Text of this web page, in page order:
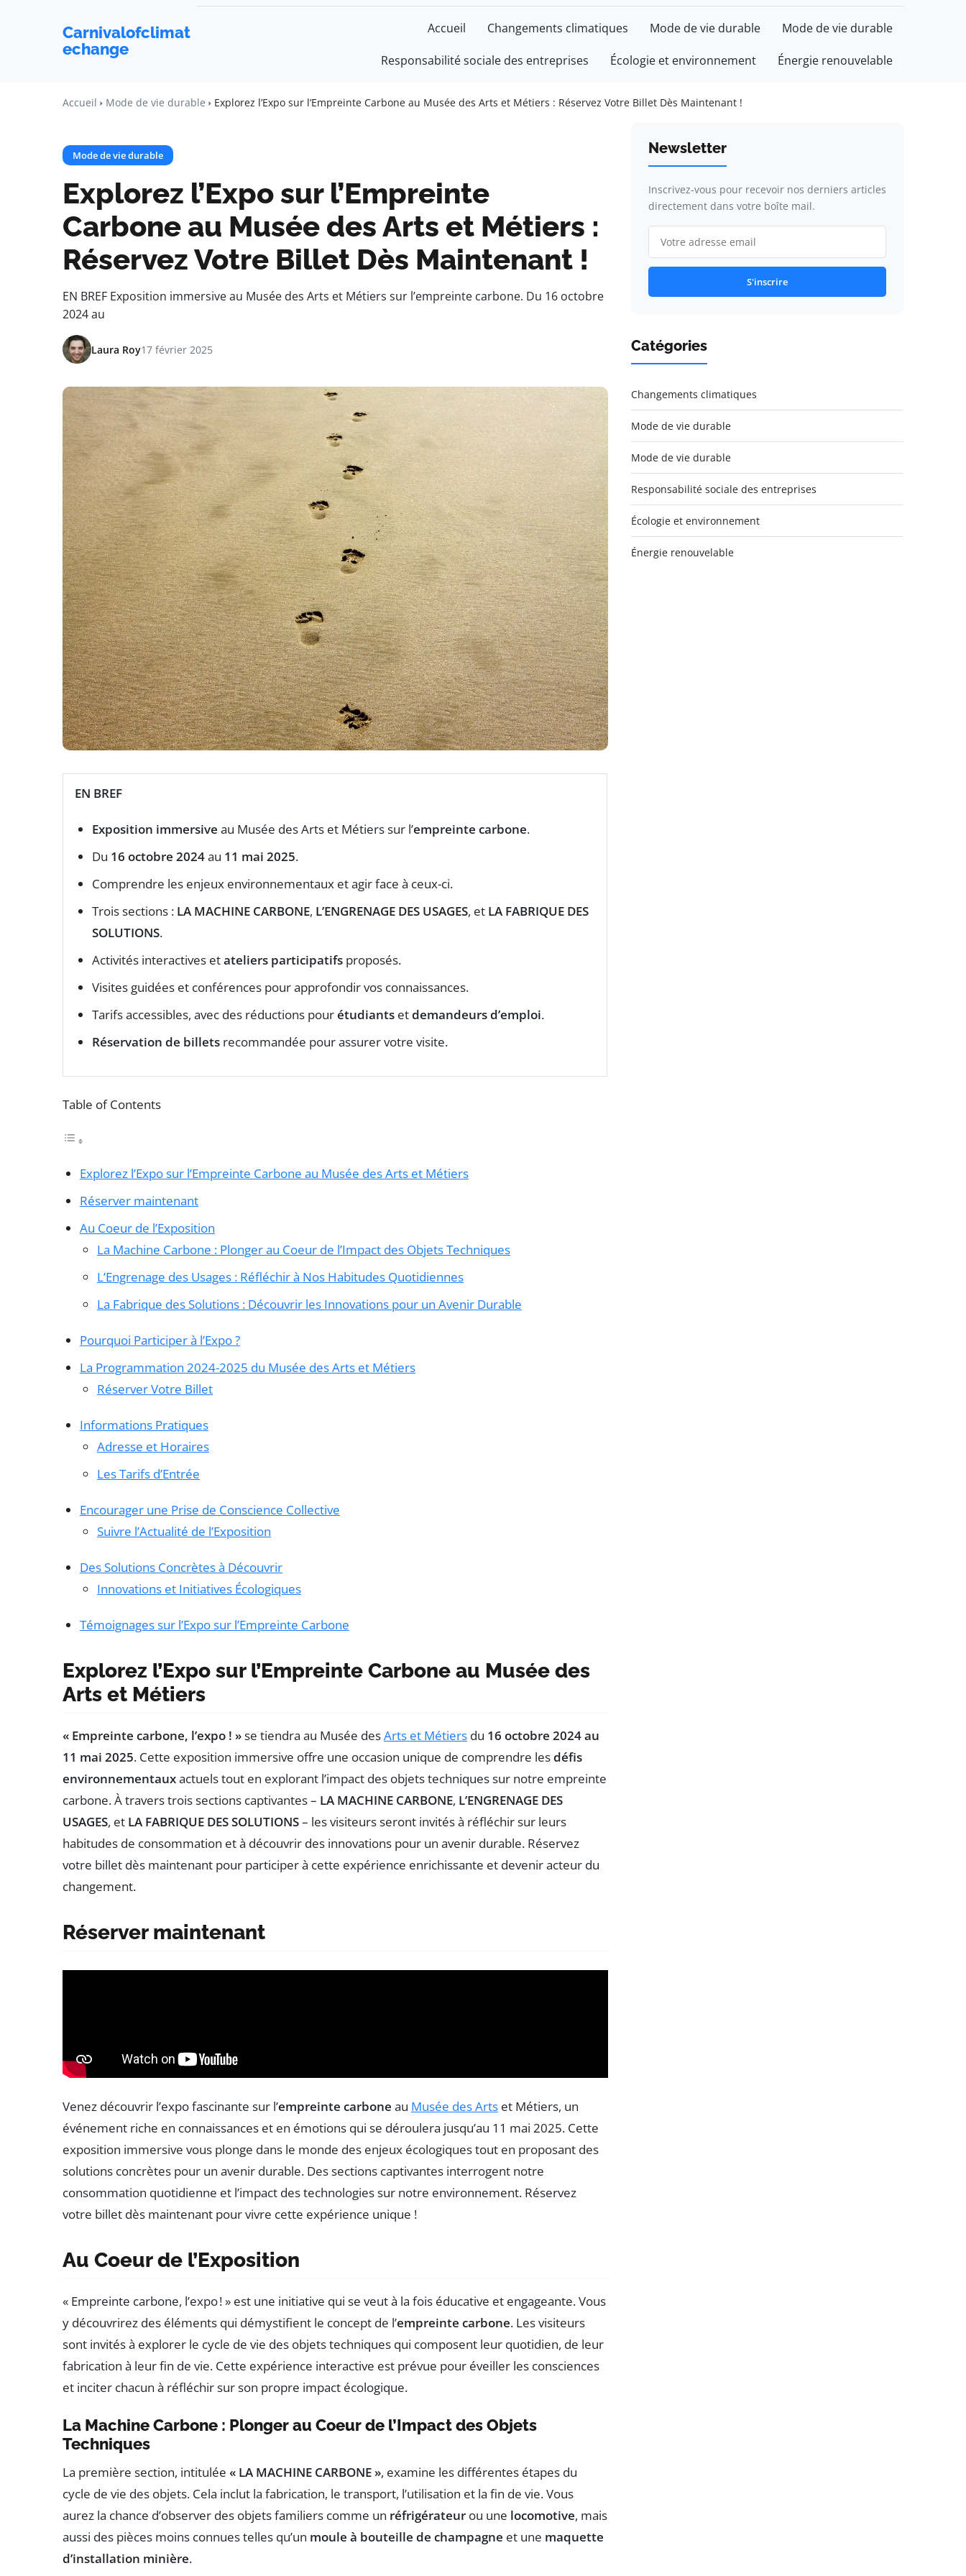
Carnivalofclimat
echange
Accueil Changements climatiques Mode de vie durable Mode de vie durable
Responsabilité sociale des entreprises Écologie et environnement Énergie renouvelable
Accueil Mode de vie durable Explorez l’Expo sur l’Empreinte Carbone au Musée des Arts et Métiers : Réservez Votre Billet Dès Maintenant !
Mode de vie durable
Explorez l’Expo sur l’Empreinte
Carbone au Musée des Arts et Métiers :
Réservez Votre Billet Dès Maintenant !
EN BREF Exposition immersive au Musée des Arts et Métiers sur l’empreinte carbone. Du 16 octobre
2024 au
Laura Roy17 février 2025
EN BREF
Exposition immersive au Musée des Arts et Métiers sur l’empreinte carbone.
Du 16 octobre 2024au 11 mai 2025.
Comprendre les enjeux environnementaux et agir face à ceux-ci.
Trois sections : LA MACHINE CARBONE, L’ENGRENAGE DES USAGES, et LA FABRIQUE DES
SOLUTIONS.
Activités interactives etateliers participatifs proposés.
Visites guidées et conférences pour approfondir vos connaissances.
Tarifs accessibles, avec des réductions pourétudiants etdemandeurs d’emploi.
Réservation de billets recommandée pour assurer votre visite.
Table of Contents
Explorez l’Expo sur l’Empreinte Carbone au Musée des Arts et Métiers
Réserver maintenant
Au Coeur de l’Exposition
La Machine Carbone : Plonger au Coeur de l’Impact des Objets Techniques
L’Engrenage des Usages : Réfléchir à Nos Habitudes Quotidiennes
La Fabrique des Solutions : Découvrir les Innovations pour un Avenir Durable
Pourquoi Participer à l’Expo ?
La Programmation 2024-2025 du Musée des Arts et Métiers
Réserver Votre Billet
Informations Pratiques
Adresse et Horaires
Les Tarifs d’Entrée
Encourager une Prise de Conscience Collective
Suivre l’Actualité de l’Exposition
Des Solutions Concrètes à Découvrir
Innovations et Initiatives Écologiques
Témoignages sur l’Expo sur l’Empreinte Carbone
Explorez l’Expo sur l’Empreinte Carbone au Musée des
Arts et Métiers
« Empreinte carbone, l’expo ! »se tiendra au Musée desArts et Métiers du 16 octobre 2024 au
11 mai 2025. Cette exposition immersive offre une occasion unique de comprendre lesdéfis
environnementauxactuels tout en explorant l’impact des objets techniques sur notre empreinte
carbone. À travers trois sections captivantes – LA MACHINE CARBONE, L’ENGRENAGE DES
USAGES, et LA FABRIQUE DES SOLUTIONS– les visiteurs seront invités à réfléchir sur leurs
habitudes de consommation et à découvrir des innovations pour un avenir durable. Réservez
votre billet dès maintenant pour participer à cette expérience enrichissante et devenir acteur du
changement.
Réserver maintenant
Venez découvrir l’expo fascinante sur l’empreinte carbone au Musée des Arts et Métiers, un
événement riche en connaissances et en émotions qui se déroulera jusqu’au 11 mai 2025. Cette
exposition immersive vous plonge dans le monde des enjeux écologiques tout en proposant des
solutions concrètes pour un avenir durable. Des sections captivantes interrogent notre
consommation quotidienne et l’impact des technologies sur notre environnement. Réservez
votre billet dès maintenant pour vivre cette expérience unique !
Au Coeur de l’Exposition
« Empreinte carbone, l’expo ! » est une initiative qui se veut à la fois éducative et engageante. Vous
y découvrirez des éléments qui démystifient le concept de l’empreinte carbone. Les visiteurs
sont invités à explorer le cycle de vie des objets techniques qui composent leur quotidien, de leur
fabrication à leur fin de vie. Cette expérience interactive est prévue pour éveiller les consciences
et inciter chacun à réfléchir sur son propre impact écologique.
La Machine Carbone : Plonger au Coeur de l’Impact des Objets
Techniques
La première section, intitulée « LA MACHINE CARBONE », examine les différentes étapes du
cycle de vie des objets. Cela inclut la fabrication, le transport, l’utilisation et la fin de vie. Vous
aurez la chance d’observer des objets familiers comme un réfrigérateur ou une locomotive, mais
aussi des pièces moins connues telles qu’un moule à bouteille de champagne et une maquette
d’installation minière.
Newsletter
Inscrivez-vous pour recevoir nos derniers articles
directement dans votre boîte mail.
S'inscrire
Catégories
Changements climatiques
Mode de vie durable
Mode de vie durable
Responsabilité sociale des entreprises
Écologie et environnement
Énergie renouvelable